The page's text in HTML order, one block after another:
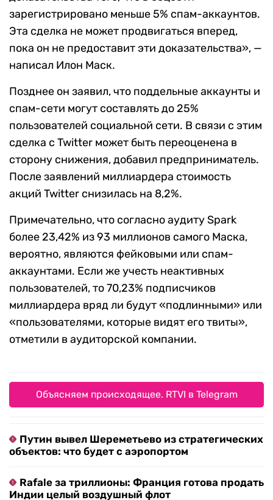
зарегистрировано меньше 5% спам-аккаунтов.
Эта сделка не может продвигаться вперед,
пока он не предоставит эти доказательства», —
написал Илон Маск.
Позднее он заявил, что поддельные аккаунты и
спам-сети могут составлять до 25%
пользователей социальной сети. В связи с этим
сделка с Twitter может быть переоценена в
сторону снижения, добавил предприниматель.
После заявлений миллиардера стоимость
акций Twitter снизилась на 8,2%.
Примечательно, что согласно аудиту Spark
более 23,42% из 93 миллионов самого Маска,
вероятно, являются фейковыми или спам-
аккаунтами. Если же учесть неактивных
пользователей, то 70,23% подписчиков
миллиардера вряд ли будут «подлинными» или
«пользователями, которые видят его твиты»,
отметили в аудиторской компании.
Объясняем происходящее. RTVI в Telegram
Путин вывел Шереметьево из стратегических
объектов: что будет с аэропортом
Rafale за триллионы: Франция готова продать
Индии целый воздушный флот